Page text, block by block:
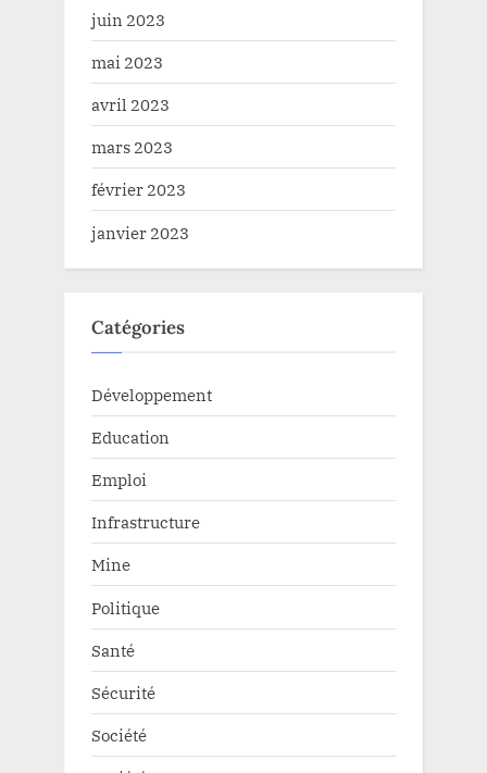
juin 2023
mai 2023
avril 2023
mars 2023
février 2023
janvier 2023
Catégories
Développement
Education
Emploi
Infrastructure
Mine
Politique
Santé
Sécurité
Société